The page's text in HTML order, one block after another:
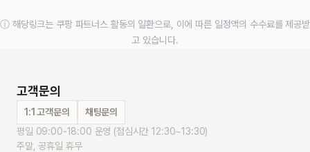
ⓘ 해당링크는 쿠팡 파트너스 활동의 일환으로, 이에 따른 일정액의 수수료를 제공받
고 있습니다.
고객문의
1:1 고객문의
채팅문의
평일 09:00-18:00 운영 (점심시간 12:30~13:30)
주말, 공휴일 휴무